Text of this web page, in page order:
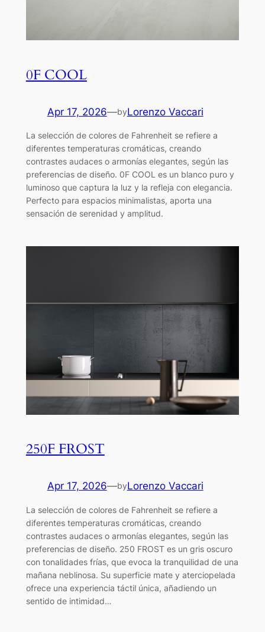
0F COOL
Apr 17, 2026—byLorenzo Vaccari
La selección de colores de Fahrenheit se refiere a
diferentes temperaturas cromáticas, creando
contrastes audaces o armonías elegantes, según las
preferencias de diseño. 0F COOL es un blanco puro y
luminoso que captura la luz y la refleja con elegancia.
Perfecto para espacios minimalistas, aporta una
sensación de serenidad y amplitud.
250F FROST
Apr 17, 2026—byLorenzo Vaccari
La selección de colores de Fahrenheit se refiere a
diferentes temperaturas cromáticas, creando
contrastes audaces o armonías elegantes, según las
preferencias de diseño. 250 FROST es un gris oscuro
con tonalidades frías, que evoca la tranquilidad de una
mañana neblinosa. Su superficie mate y aterciopelada
ofrece una experiencia táctil única, añadiendo un
sentido de intimidad…